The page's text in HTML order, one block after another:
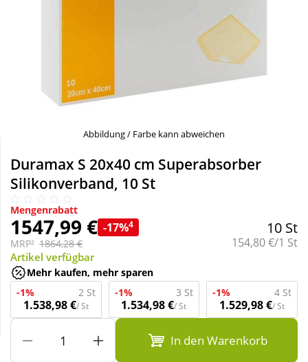
Mutter & Kind
Natur & Homöopathie
Sanitätshaus
Sport & Fitness
Tierbedarf
Abbildung / Farbe kann abweichen
Duramax S 20x40 cm Superabsorber
Silikonverband, 10 St
Mengenrabatt
1547,99 € -17%4
MRP² 1864,28 €
10 St
Grundpreis:
154,80 €/1 St
Artikel verfügbar
Mehr kaufen, mehr sparen
-1%
2 St
1.538,98 €/ St
-1% 3 St
1.534,98 €/ St
-1% 4 St
1.529,98 €/ St
In den Warenkorb